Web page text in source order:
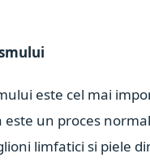
este cel mai
un proces
limfatici si piele